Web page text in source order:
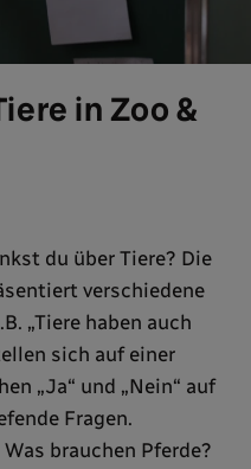
in Zoo &
du über Tiere? Die
verschiedene
„Tiere haben auch
sich auf einer
„Ja“ und „Nein“ auf
Fragen.
brauchen Pferde?